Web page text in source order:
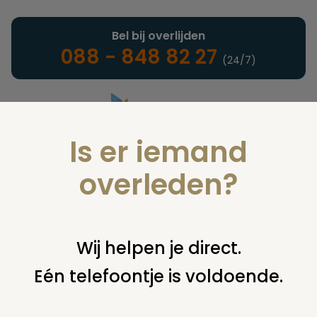
Landelijke uitvaartonderneming
Bel bij overlijden
088 - 848 82 27 (24/7)
U bent hier: home juridisch begraven overig begraven /
arbo en grafdelver
Is er iemand
overleden?
Wij helpen je direct.
Eén telefoontje is voldoende.